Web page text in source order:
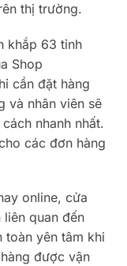
thị trường.
khắp 63 tỉnh
Shop
cần đặt hàng
và nhân viên sẽ
nhanh nhất.
các đơn hàng
online, cửa
quan đến
toàn yên tâm khi
được vận